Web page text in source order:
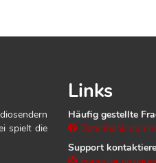
spielt die
Links
Häufig gestellte
Datenbank
Support